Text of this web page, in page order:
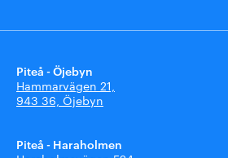
Piteå - Öjebyn
Hammarvägen 21,
943 36, Öjebyn
Piteå - Haraholmen